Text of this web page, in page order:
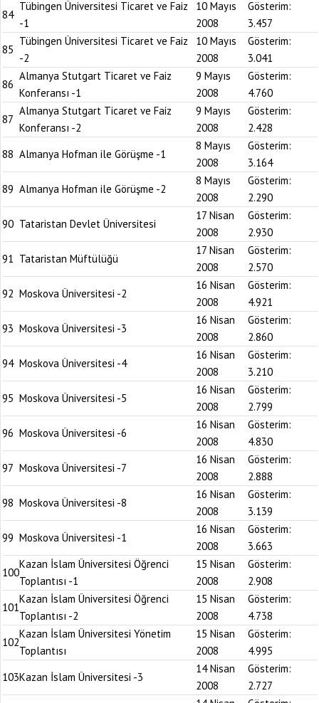
84
Tübingen Üniversitesi Ticaret ve Faiz
-1
10 Mayıs
2008
Gösterim:
3.457
85
Tübingen Üniversitesi Ticaret ve Faiz
-2
10 Mayıs
2008
Gösterim:
3.041
86
Almanya Stutgart Ticaret ve Faiz
Konferansı -1
9 Mayıs
2008
Gösterim:
4.760
87
Almanya Stutgart Ticaret ve Faiz
Konferansı -2
9 Mayıs
2008
Gösterim:
2.428
88 Almanya Hofman ile Görüşme -1
8 Mayıs
2008
Gösterim:
3.164
89 Almanya Hofman ile Görüşme -2
8 Mayıs
2008
Gösterim:
2.290
90 Tataristan Devlet Üniversitesi
17 Nisan
2008
Gösterim:
2.930
91 Tataristan Müftülüğü
17 Nisan
2008
Gösterim:
2.570
92 Moskova Üniversitesi -2
16 Nisan
2008
Gösterim:
4.921
93 Moskova Üniversitesi -3
16 Nisan
2008
Gösterim:
2.860
94 Moskova Üniversitesi -4
16 Nisan
2008
Gösterim:
3.210
95 Moskova Üniversitesi -5
16 Nisan
2008
Gösterim:
2.799
96 Moskova Üniversitesi -6
16 Nisan
2008
Gösterim:
4.830
97 Moskova Üniversitesi -7
16 Nisan
2008
Gösterim:
2.888
98 Moskova Üniversitesi -8
16 Nisan
2008
Gösterim:
3.139
99 Moskova Üniversitesi -1
16 Nisan
2008
Gösterim:
3.663
100
Kazan İslam Üniversitesi Öğrenci
Toplantısı -1
15 Nisan
2008
Gösterim:
2.908
101
Kazan İslam Üniversitesi Öğrenci
Toplantısı -2
15 Nisan
2008
Gösterim:
4.738
102
Kazan İslam Üniversitesi Yönetim
Toplantısı
15 Nisan
2008
Gösterim:
4.995
103Kazan İslam Üniversitesi -3
14 Nisan
2008
Gösterim:
2.727